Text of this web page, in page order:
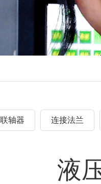
联轴器 连接法兰
液